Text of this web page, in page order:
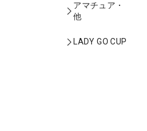
アマチュア・
他
LADY GO CUP